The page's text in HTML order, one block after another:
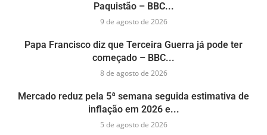
Paquistão – BBC...
9 de agosto de 2026
Papa Francisco diz que Terceira Guerra já pode ter
começado – BBC...
8 de agosto de 2026
Mercado reduz pela 5ª semana seguida estimativa de
inflação em 2026 e...
5 de agosto de 2026